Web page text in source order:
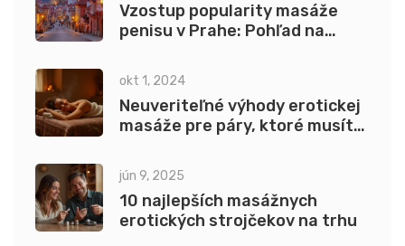
Vzostup popularity masáže
penisu v Prahe: Pohľad na
okt 1, 2024
Neuveriteľné výhody erotickej
masáže pre páry, ktoré musíte
jún 9, 2025
10 najlepších masážnych
erotických strojčekov na trhu